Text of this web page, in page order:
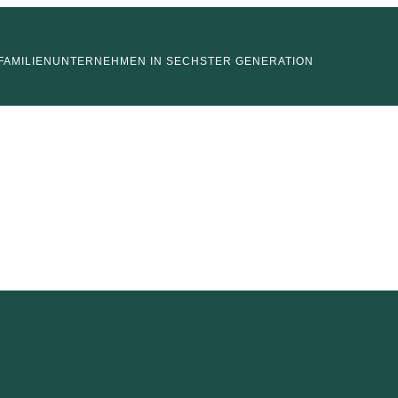
FAMILIENUNTERNEHMEN IN SECHSTER GENERATION